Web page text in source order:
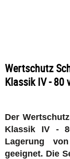
Wertschutz
Klassik IV - 80
Der
Klassik IV -
Lagerung
geeignet. Die